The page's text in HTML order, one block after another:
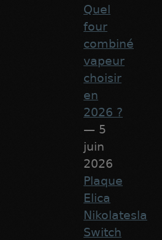
Quel
four
combiné
vapeur
choisir
en
2026 ?
— 5
juin
2026
Plaque
Elica
Nikolatesla
Switch